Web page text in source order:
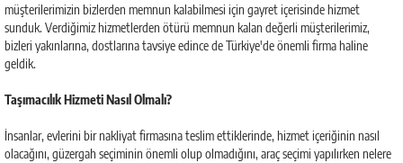
müşterilerimizin bizlerden memnun kalabilmesi için gayret içerisinde hizmet
sunduk. Verdiğimiz hizmetlerden ötürü memnun kalan değerli müşterilerimiz,
bizleri yakınlarına, dostlarına tavsiye edince de Türkiye'de önemli firma haline
geldik.
Taşımacılık Hizmeti Nasıl Olmalı?
İnsanlar, evlerini bir nakliyat firmasına teslim ettiklerinde, hizmet içeriğinin nasıl
olacağını, güzergah seçiminin önemli olup olmadığını, araç seçimi yapılırken nelere